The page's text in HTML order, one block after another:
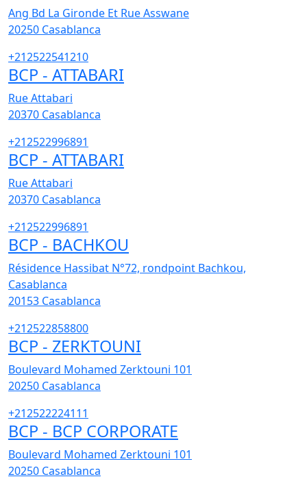
Ang Bd La Gironde Et Rue Asswane
20250 Casablanca
+212522541210
BCP - ATTABARI
Rue Attabari
20370 Casablanca
+212522996891
BCP - ATTABARI
Rue Attabari
20370 Casablanca
+212522996891
BCP - BACHKOU
Résidence Hassibat N°72, rondpoint Bachkou,
Casablanca
20153 Casablanca
+212522858800
BCP - ZERKTOUNI
Boulevard Mohamed Zerktouni 101
20250 Casablanca
+212522224111
BCP - BCP CORPORATE
Boulevard Mohamed Zerktouni 101
20250 Casablanca